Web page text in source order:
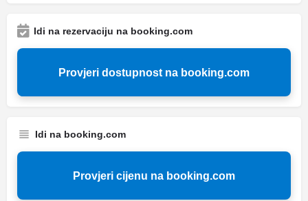
Idi na rezervaciju na booking.com
Provjeri dostupnost na booking.com
Idi na booking.com
Provjeri cijenu na booking.com